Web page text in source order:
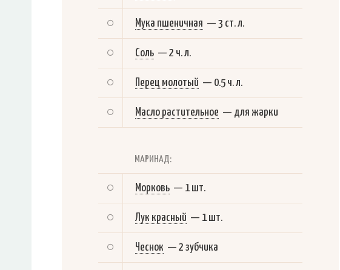
Мука пшеничная — 3 ст. л.
Соль — 2 ч. л.
Перец молотый — 0.5 ч. л.
Масло растительное — для жарки
МАРИНАД:
Морковь — 1 шт.
Лук красный — 1 шт.
Чеснок — 2 зубчика